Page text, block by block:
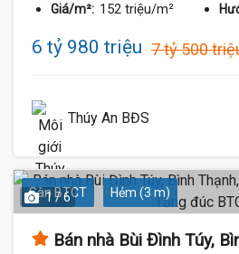
Giá/m²: 152 triệu/m²
6 tỷ 980 triệu 7 tỷ 500
Thúy An BĐS
Sàn BTCT Hẻm (3 m)
1 / 6
Bán nhà Bùi Đình Túy,